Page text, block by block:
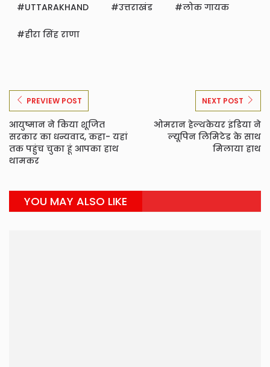
UTTARAKHAND उत्तराखंड लोक गायक
हीरा सिंह राणा
PREVIEW POST
आयुष्मान ने किया शूजित
सरकार का धन्यवाद, कहा- यहां
तक पहुंच चुका हूं आपका हाथ
थामकर
NEXT POST
ओमरान हेल्थकेयर इंडिया ने
ल्यूपिन लिमिटेड के साथ
मिलाया हाथ
YOU MAY ALSO LIKE